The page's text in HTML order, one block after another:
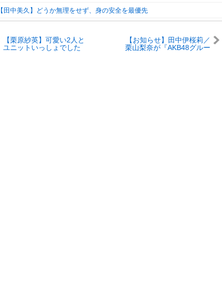
【田中美久】どうか無理をせず、身の安全を最優先
【栗原紗英】可愛い2人と
ユニットいっしょでした
【お知らせ】田中伊桜莉／
栗山梨奈が『AKB48グルー